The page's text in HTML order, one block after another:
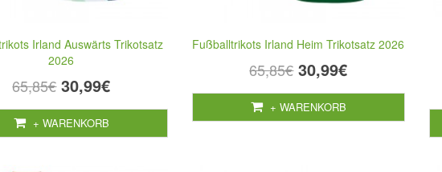
Irland Auswärts Trikotsatz
2026
65,85€ 30,99€
+ WARENKORB
Fußballtrikots Irland Heim Trikotsatz 2026
65,85€ 30,99€
+ WARENKORB